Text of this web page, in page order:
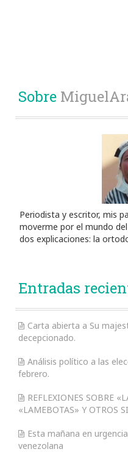
Sobre
Periodista y escritor, mis
moverme por el mundo
dos explicaciones: la
Entradas
Carta abierta a Su
decepcionado.
Análisis político a las
febrero.
REFLEXIONES SOBRE
«LAMEBOTAS» Y OTROS
Esta mañana en
venezolana